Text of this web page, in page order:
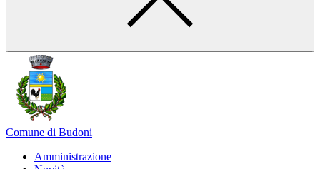
Comune di Budoni
Amministrazione